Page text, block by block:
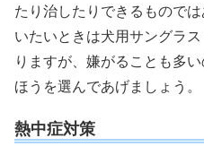
たり治したりできるもので
いたいときは犬用サングラ
りますが、嫌がることも多
ほうを選んであげましょう。
熱中症対策